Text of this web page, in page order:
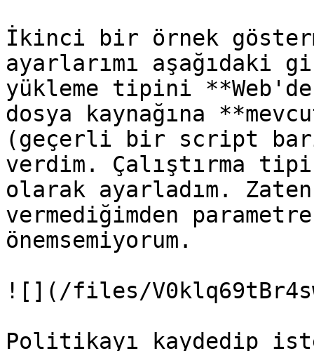
İkinci bir örnek
ayarlarımı aşağıdaki
yükleme tipini
dosya kaynağına
(geçerli bir script
verdim. Çalıştırma
olarak ayarladım.
vermediğimden
önemsemiyorum.
![](/files/
Politikayı kaydedip